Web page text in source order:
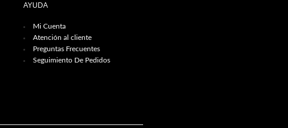
AYUDA
Mi Cuenta
Atención al cliente
Preguntas Frecuentes
Seguimiento De Pedidos